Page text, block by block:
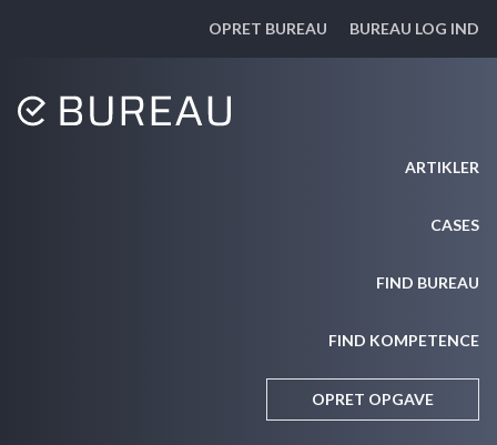
OPRET BUREAU BUREAU LOG IND
ARTIKLER
CASES
FIND BUREAU
FIND KOMPETENCE
OPRET OPGAVE